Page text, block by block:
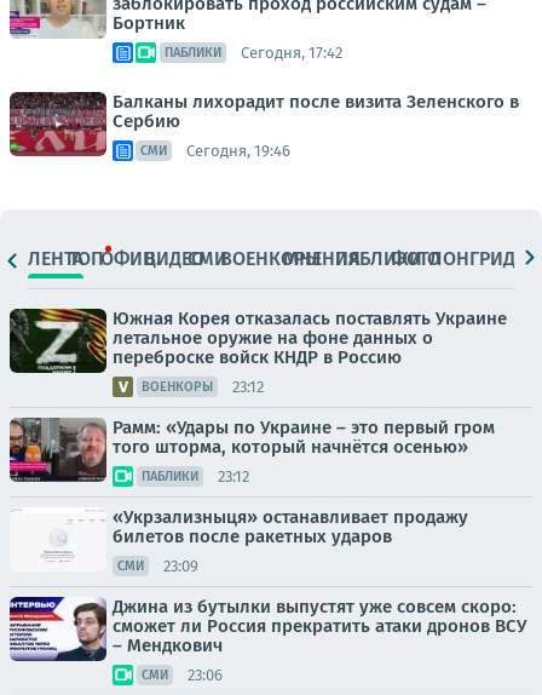
Бортник
ПАБЛИКИ Сегодня, 17:42
Балканы лихорадит после визита Зеленского в
Сербию
СМИ Сегодня, 19:46
ЛЕНТАТОПОФИЦ.ВИДЕОСМИВОЕНКОРЫМНЕНИЯПАБЛИКИ
ФОТОЛОНГРИДЫ
Южная Корея отказалась поставлять Украине
летальное оружие на фоне данных о
переброске войск КНДР в Россию
ВОЕНКОРЫ 23:12
Рамм: «Удары по Украине – это первый гром
того шторма, который начнётся осенью»
ПАБЛИКИ 23:12
«Укрзализныця» останавливает продажу
билетов после ракетных ударов
СМИ 23:09
Джина из бутылки выпустят уже совсем скоро:
сможет ли Россия прекратить атаки дронов ВСУ
– Мендкович
СМИ 23:06